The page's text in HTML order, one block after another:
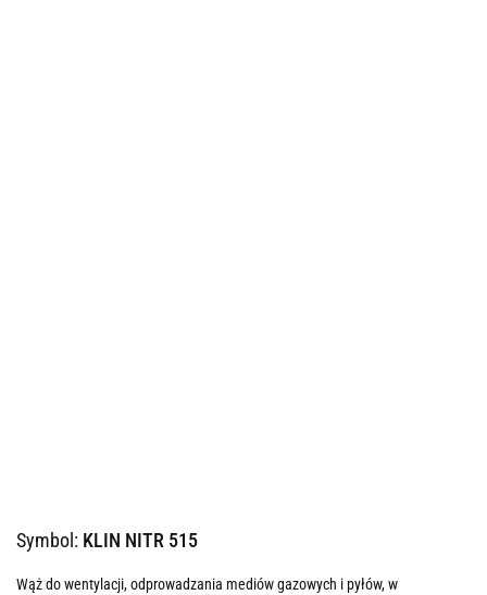
Symbol: KLIN NITR 515
Wąż do wentylacji, odprowadzania mediów gazowych i pyłów, w